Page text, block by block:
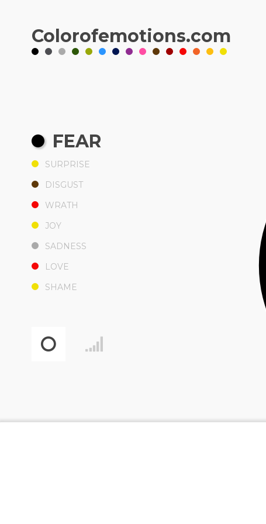
Colorofemotions.com
FEAR
SURPRISE
DISGUST
WRATH
JOY
SADNESS
LOVE
SHAME